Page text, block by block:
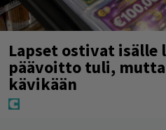
Lapset ostivat isälle
päävoitto tuli,
kävikään